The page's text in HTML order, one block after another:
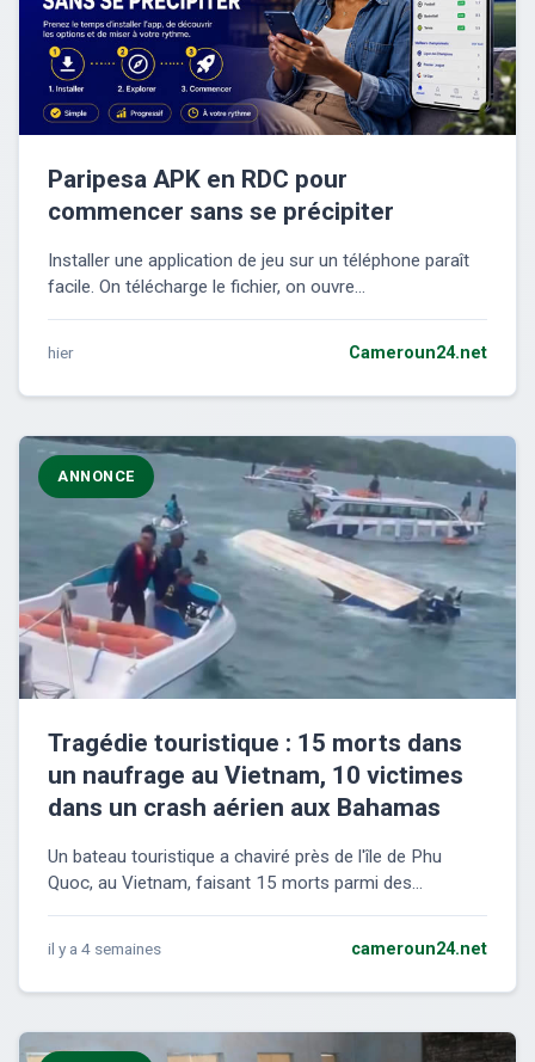
Paripesa APK en RDC pour
commencer sans se précipiter
Installer une application de jeu sur un téléphone paraît
facile. On télécharge le fichier, on ouvre...
hier Cameroun24.net
ANNONCE
Tragédie touristique : 15 morts dans
un naufrage au Vietnam, 10 victimes
dans un crash aérien aux Bahamas
Un bateau touristique a chaviré près de l'île de Phu
Quoc, au Vietnam, faisant 15 morts parmi des...
il y a 4 semaines cameroun24.net